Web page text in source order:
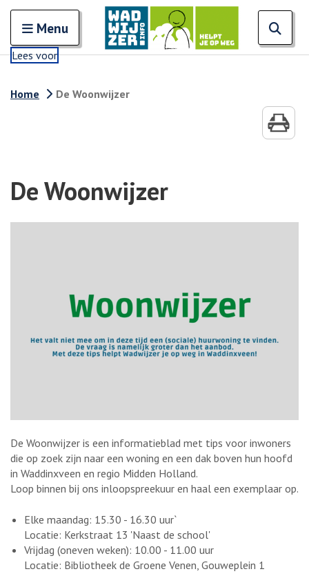
Open en sluit het
Menu
Lees voor
Home De Woonwijzer
De Woonwijzer
De Woonwijzer is een informatieblad met tips voor inwoners
die op zoek zijn naar een woning en een dak boven hun hoofd
in Waddinxveen en regio Midden Holland.
Loop binnen bij ons inloopspreekuur en haal een exemplaar op.
Elke maandag: 15.30 - 16.30 uur`
Locatie: Kerkstraat 13 'Naast de school'
Vrijdag (oneven weken): 10.00 - 11.00 uur
Locatie: Bibliotheek de Groene Venen, Gouweplein 1